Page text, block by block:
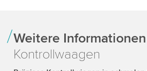
Weitere Informationen
Kontrollwaagen